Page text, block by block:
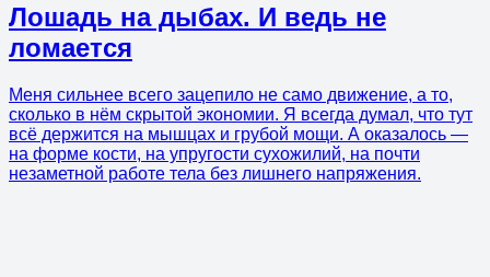
Лошадь на дыбах. И ведь не
ломается
Меня сильнее всего зацепило не само движение, а то,
сколько в нём скрытой экономии. Я всегда думал, что тут
всё держится на мышцах и грубой мощи. А оказалось —
на форме кости, на упругости сухожилий, на почти
незаметной работе тела без лишнего напряжения.